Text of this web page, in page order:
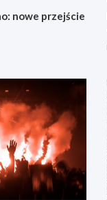
nowe przejście